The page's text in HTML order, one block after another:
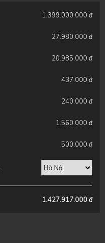
1.399.000.000 đ
27.980.000 đ
20.985.000 đ
437.000 đ
240.000 đ
1.560.000 đ
500.000 đ
1.427.917.000 đ